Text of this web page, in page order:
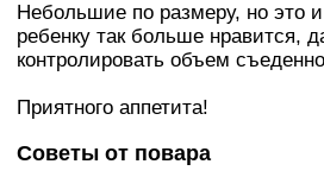
Небольшие по размеру, но это
ребенку так больше нравится,
контролировать объем
Приятного аппетита!
Советы от повара